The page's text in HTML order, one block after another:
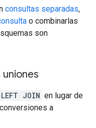
consultas separadas,
o combinarlas
son
LEFT JOIN en lugar de
a